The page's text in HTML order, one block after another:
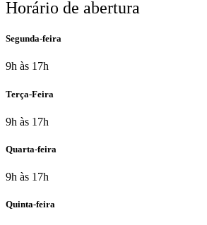
Horário de abertura
Segunda-feira
9h às 17h
Terça-Feira
9h às 17h
Quarta-feira
9h às 17h
Quinta-feira